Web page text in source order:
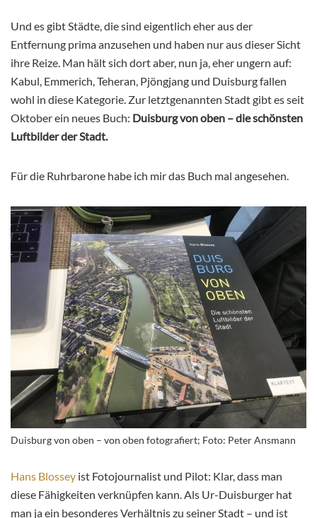
Und es gibt Städte, die sind eigentlich eher aus der
Entfernung prima anzusehen und haben nur aus dieser Sicht
ihre Reize. Man hält sich dort aber, nun ja, eher ungern auf:
Kabul, Emmerich, Teheran, Pjöngjang und Duisburg fallen
wohl in diese Kategorie. Zur letztgenannten Stadt gibt es seit
Oktober ein neues Buch: Duisburg von oben – die schönsten
Luftbilder der Stadt.
Für die Ruhrbarone habe ich mir das Buch mal angesehen.
Duisburg von oben – von oben fotografiert; Foto: Peter Ansmann
Hans Blossey ist Fotojournalist und Pilot: Klar, dass man
diese Fähigkeiten verknüpfen kann. Als Ur-Duisburger hat
man ja ein besonderes Verhältnis zu seiner Stadt – und ist